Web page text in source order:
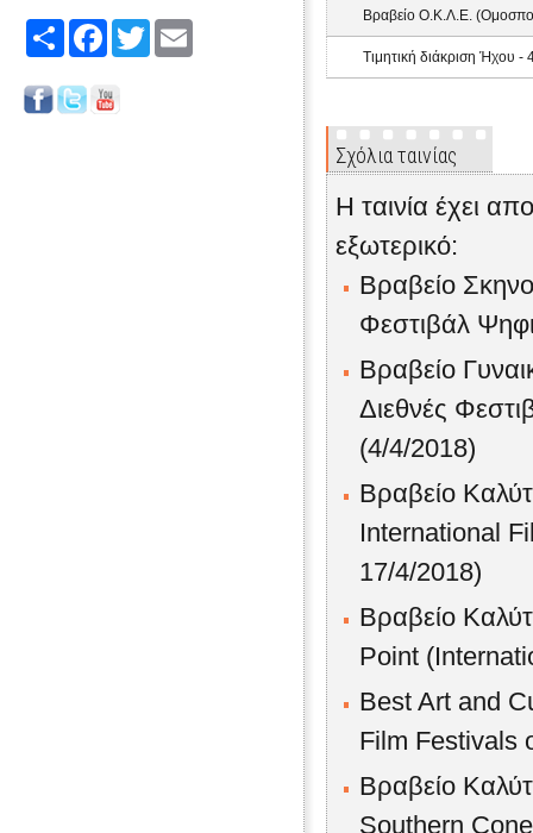
Share FacebookTwitter
Βραβείο Ο.Κ.Λ.Ε.
Τιμητική διάκριση Ήχου
Σχόλια ταινίας
Η ταινία έχει
εξωτερικό:
Βραβείο
Φεστιβάλ
Βραβείο
Διεθνές
(4/4/2018)
Βραβείο
International
17/4/2018)
Βραβείο
Point
Best Art and
Film Festivals
Βραβείο
Southern